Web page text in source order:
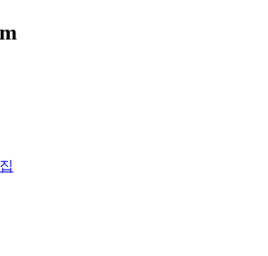
SnapDragon X Plus X1P4200)
(M2, A2681)
16ACH R7 STORM (AMD R7-5800H,
i5-2540M)
Mid( i5-2467M, A1370)